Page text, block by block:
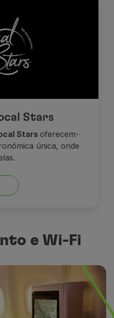
Stars
Starsoferecem-
única, onde
e Wi-Fi